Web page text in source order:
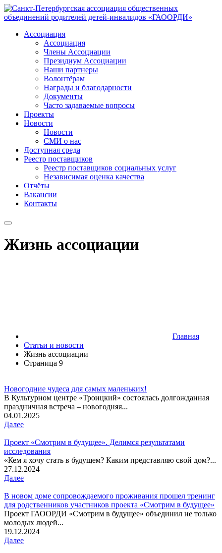
Ассоциация
Ассоциация
Члены Ассоциации
Президиум Ассоциации
Наши партнеры
Волонтёрам
Награды и благодарности
Документы
Часто задаваемые вопросы
Проекты
Новости
Новости
СМИ о нас
Доступная среда
Реестр поставщиков
Реестр поставщиков социальных услуг
Независимая оценка качества
Отчёты
Вакансии
Контакты
Жизнь ассоциации
Главная
Статьи и новости
Жизнь ассоциации
Страница 9
Новогодние чудеса для самых маленьких!
В Культурном центре «Троицкий» состоялась долгожданная
праздничная встреча – новогодняя...
04.01.2025
Далее
Проект «Смотрим в будущее». Делимся результатами
исследования
«Кем я хочу стать в будущем? Каким представляю свой дом?...
27.12.2024
Далее
В новом доме сопровождаемого проживания прошел тренинг
для родственников участников проекта «Смотрим в будущее»
Проект ГАООРДИ «Смотрим в будущее» объединил не только
молодых людей...
19.12.2024
Далее